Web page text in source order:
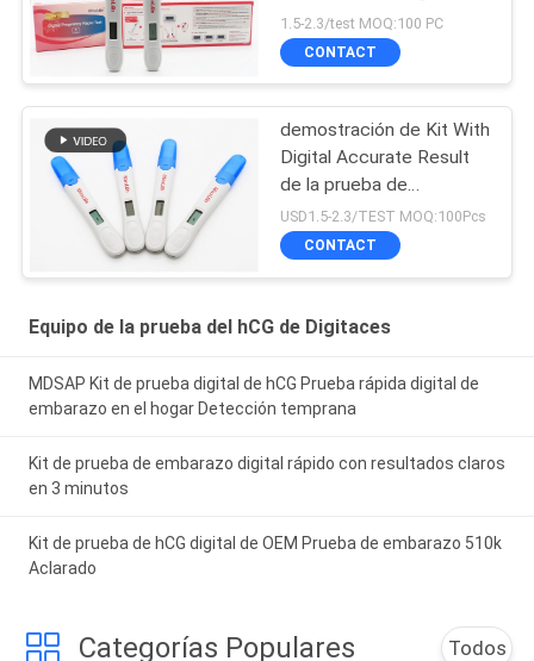
paso para la prueba
exacta
1.5-2.3/test MOQ:100 PC
CONTACT
demostración de Kit With
Digital Accurate Result
de la prueba de
embarazo del CE ANVISA
de 10mIU/mL 510k
USD1.5-2.3/TEST MOQ:100Pcs
CONTACT
Equipo de la prueba del hCG de Digitaces
MDSAP Kit de prueba digital de hCG Prueba rápida digital de
embarazo en el hogar Detección temprana
Kit de prueba de embarazo digital rápido con resultados claros
en 3 minutos
Kit de prueba de hCG digital de OEM Prueba de embarazo 510k
Aclarado
Categorías Populares Todos